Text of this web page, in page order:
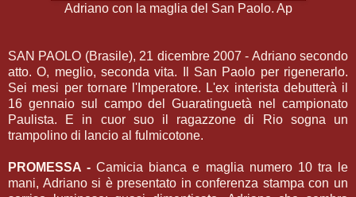
Adriano con la maglia del San Paolo. Ap
SAN PAOLO (Brasile), 21 dicembre 2007 - Adriano secondo
atto. O, meglio, seconda vita. Il San Paolo per rigenerarlo.
Sei mesi per tornare l'Imperatore. L'ex interista debutterà il
16 gennaio sul campo del Guaratinguetà nel campionato
Paulista. E in cuor suo il ragazzone di Rio sogna un
trampolino di lancio al fulmicotone.
PROMESSA - Camicia bianca e maglia numero 10 tra le
mani, Adriano si è presentato in conferenza stampa con un